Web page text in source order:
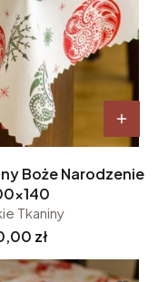
Boże Narodzenie
Tkaniny
zł